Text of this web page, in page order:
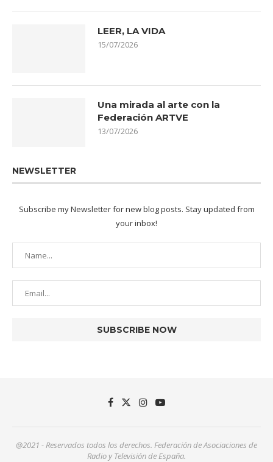
LEER, LA VIDA
15/07/2026
Una mirada al arte con la
Federación ARTVE
13/07/2026
NEWSLETTER
Subscribe my Newsletter for new blog posts. Stay updated from
your inbox!
@2021 - Reservados todos los derechos. Federación de Asociaciones de
Radio y Televisión de España.